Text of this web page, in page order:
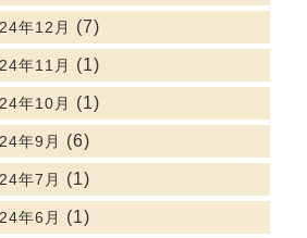
年12月 (7)
年11月 (1)
年10月 (1)
年9月 (6)
年7月 (1)
年6月 (1)